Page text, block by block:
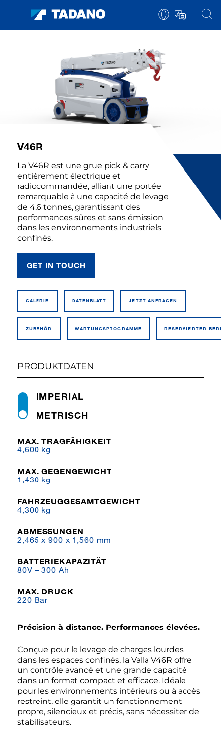
V46R
La V46R est une grue pick & carry
entièrement électrique et
radiocommandée, alliant une portée
remarquable à une capacité de levage
de 4,6 tonnes, garantissant des
performances sûres et sans émission
dans les environnements industriels
confinés.
GET IN TOUCH
GALERIE DATEN­BLATT JETZT ANFRAGEN
ZUBEHÖR WARTUNGSPROGRAMME RESERVIERTER
PRODUKTDATEN
METRISCH
IMPERIAL
MAX. TRAGFÄHIGKEIT
4,600 kg
MAX. GEGENGEWICHT
1,430 kg
FAHRZEUGGESAMTGEWICHT
4,300 kg
ABMESSUNGEN
2,465 x 900 x 1,560 mm
BATTERIEKAPAZITÄT
80V – 300 Ah
MAX. DRUCK
220 Bar
Précision à distance. Performances élevées.
Conçue pour le levage de charges lourdes
dans les espaces confinés, la Valla V46R offre
un contrôle avancé et une grande capacité
dans un format compact et efficace. Idéale
pour les environnements intérieurs ou à accès
restreint, elle garantit un fonctionnement
propre, silencieux et précis, sans nécessiter de
stabilisateurs.